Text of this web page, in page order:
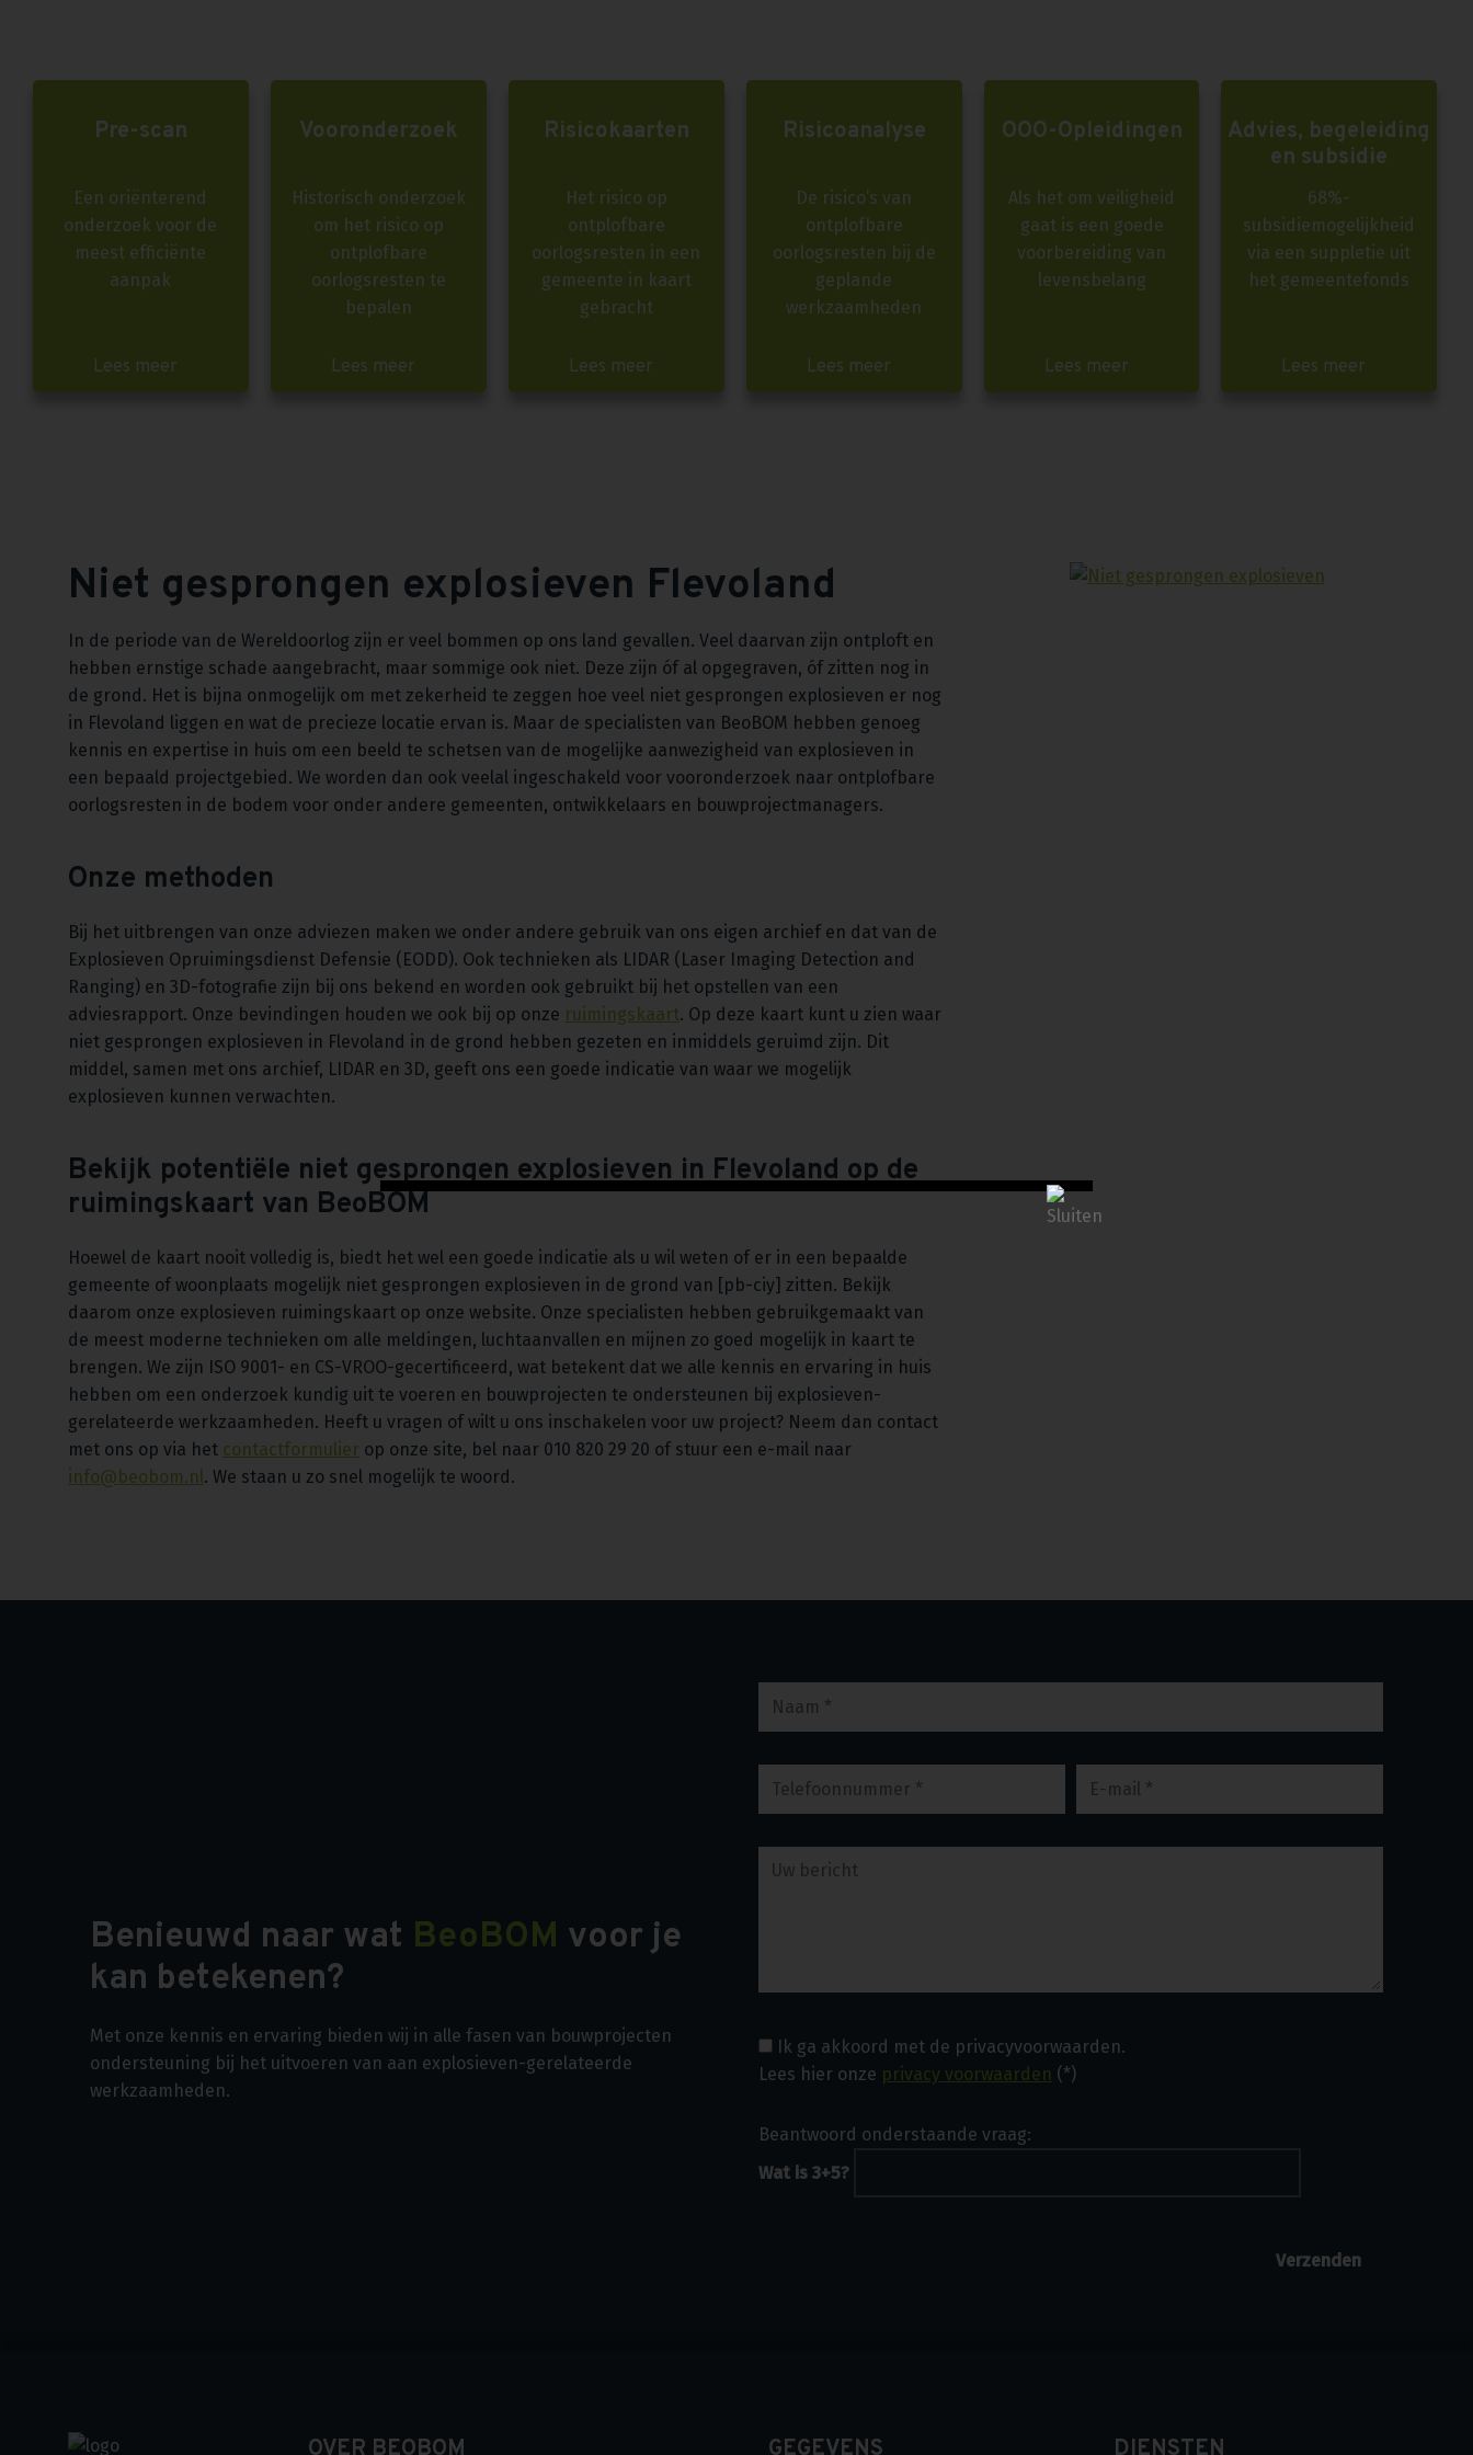
Pre-scan
Een oriënterend
onderzoek voor de
meest efficiënte
aanpak
Lees meer
Vooronderzoek
Historisch onderzoek
om het risico op
ontplofbare
oorlogsresten te
bepalen
Lees meer
Risicokaarten
Het risico op
ontplofbare
oorlogsresten in een
gemeente in kaart
gebracht
Lees meer
Risicoanalyse
De risico’s van
ontplofbare
oorlogsresten bij de
geplande
werkzaamheden
Lees meer
OOO-Opleidingen
Als het om veiligheid
gaat is een goede
voorbereiding van
levensbelang
Lees meer
Advies, begeleiding
en subsidie
68%-
subsidiemogelijkheid
via een suppletie uit
het gemeentefonds
Lees meer
Niet gesprongen explosieven Flevoland
In de periode van de Wereldoorlog zijn er veel bommen op ons land gevallen. Veel daarvan zijn ontploft en
hebben ernstige schade aangebracht, maar sommige ook niet. Deze zijn óf al opgegraven, óf zitten nog in
de grond. Het is bijna onmogelijk om met zekerheid te zeggen hoe veel niet gesprongen explosieven er nog
in Flevoland liggen en wat de precieze locatie ervan is. Maar de specialisten van BeoBOM hebben genoeg
kennis en expertise in huis om een beeld te schetsen van de mogelijke aanwezigheid van explosieven in
een bepaald projectgebied. We worden dan ook veelal ingeschakeld voor vooronderzoek naar ontplofbare
oorlogsresten in de bodem voor onder andere gemeenten, ontwikkelaars en bouwprojectmanagers.
Onze methoden
Bij het uitbrengen van onze adviezen maken we onder andere gebruik van ons eigen archief en dat van de
Explosieven Opruimingsdienst Defensie (EODD). Ook technieken als LIDAR (Laser Imaging Detection and
Ranging) en 3D-fotografie zijn bij ons bekend en worden ook gebruikt bij het opstellen van een
adviesrapport. Onze bevindingen houden we ook bij op onze ruimingskaart. Op deze kaart kunt u zien waar
niet gesprongen explosieven in Flevoland in de grond hebben gezeten en inmiddels geruimd zijn. Dit
middel, samen met ons archief, LIDAR en 3D, geeft ons een goede indicatie van waar we mogelijk
explosieven kunnen verwachten.
Bekijk potentiële niet gesprongen explosieven in Flevoland op de
ruimingskaart van BeoBOM
Hoewel de kaart nooit volledig is, biedt het wel een goede indicatie als u wil weten of er in een bepaalde
gemeente of woonplaats mogelijk niet gesprongen explosieven in de grond van [pb-ciy] zitten. Bekijk
daarom onze explosieven ruimingskaart op onze website. Onze specialisten hebben gebruikgemaakt van
de meest moderne technieken om alle meldingen, luchtaanvallen en mijnen zo goed mogelijk in kaart te
brengen. We zijn ISO 9001- en CS-VROO-gecertificeerd, wat betekent dat we alle kennis en ervaring in huis
hebben om een onderzoek kundig uit te voeren en bouwprojecten te ondersteunen bij explosieven-
gerelateerde werkzaamheden. Heeft u vragen of wilt u ons inschakelen voor uw project? Neem dan contact
met ons op via het contactformulier op onze site, bel naar 010 820 29 20 of stuur een e-mail naar
info@beobom.nl . We staan u zo snel mogelijk te woord.
Benieuwd naar wat BeoBOM voor je
kan betekenen?
Met onze kennis en ervaring bieden wij in alle fasen van bouwprojecten
ondersteuning bij het uitvoeren van aan explosieven-gerelateerde
werkzaamheden.
Ik ga akkoord met de privacyvoorwaarden.
Lees hier onze privacy voorwaarden (*)
Beantwoord onderstaande vraag:
Wat is 3+5?
OVER BEOBOM GEGEVENS DIENSTEN